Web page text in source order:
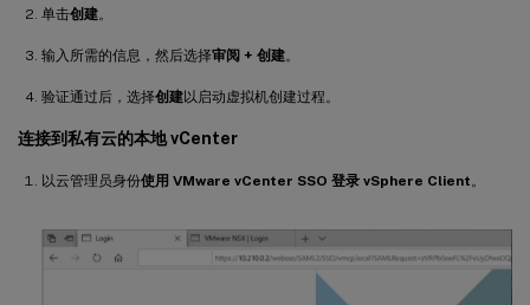
单击创建。
输入所需的信息，然后选择审阅 + 创建。
验证通过后，选择创建以启动虚拟机创建过程。
连接到私有云的本地 vCenter
以云管理员身份使用 VMware vCenter SSO 登录 vSphere Client。